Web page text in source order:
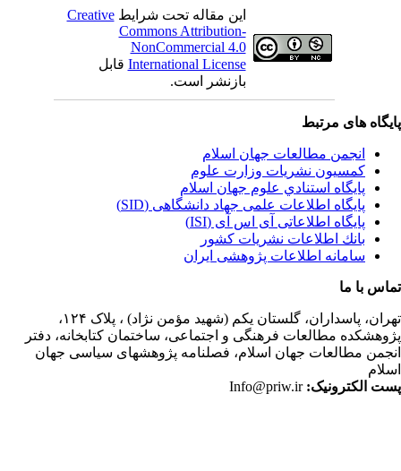
این مقاله تحت شرایطCreative
Commons Attribution-
NonCommercial 4.0
International Licenseقابل
بازنشر است.
های مرتبط
انجمن مطالعات جهان اسلام
کمسیون نشریات وزارت علوم
پايگاه استنادي علوم جهان اسلام
پایگاه اطلاعات علمی جهاد دانشگاهی (SID)
پایگاه اطلاعاتی آی اس آی (ISI)
بانك اطلاعات نشريات كشور
سامانه اطلاعات پژوهشی ایران
با ما
پاسداران، گلستان یکم (شهید مؤمن نژاد) ، پلاک ۱۲۴،
مطالعات فرهنگی و اجتماعی، ساختمان کتابخانه، دفتر
مطالعات جهان اسلام، فصلنامه پژوهشهای سیاسی جهان
الکترونیک:Info@priw.ir